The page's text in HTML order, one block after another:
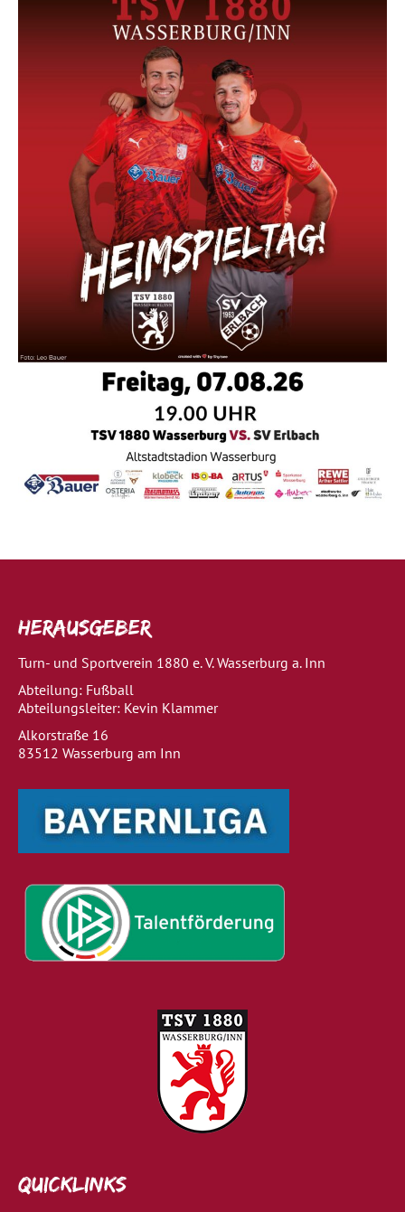
Herausgeber
Turn- und Sportverein 1880 e. V. Wasserburg a. Inn
Abteilung: Fußball
Abteilungsleiter: Kevin Klammer
Alkorstraße 16
83512 Wasserburg am Inn
Quicklinks